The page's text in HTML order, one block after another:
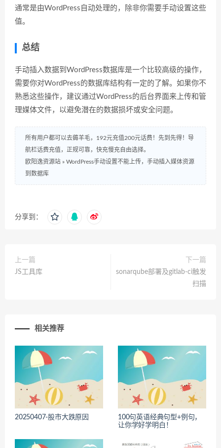
通常是由WordPress自动处理的，除非你需要手动设置这些
值。
总结
手动插入数据到WordPress数据库是一个比较高级的操作，
需要你对WordPress的数据库结构有一定的了解。如果你不
熟悉这些操作，建议通过WordPress的后台界面来上传和管
理媒体文件，以避免潜在的数据损坏或安全问题。
所有用户都可以去薅羊毛，192元充值200元话费！先到先得！导
航栏话费充值，正规可靠，快充慢充自由选择。
欧阳逸资源站 » WordPress手动设置不能上传，手动插入媒体资源
到数据库
分享到：
上一篇
JS工具库
下一篇
sonarqube部署及gitlab-ci触发
扫描
相关推荐
20250407-股市大跌原因
100句英语经典句型+例句，
让你学好学明白！